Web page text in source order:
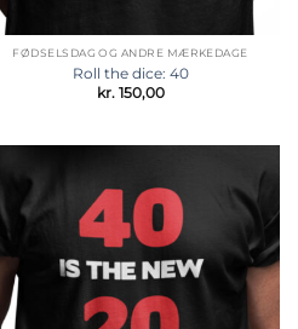
FØDSELSDAG OG ANDRE MÆRKEDAGE
Roll the dice: 40
kr.150,00
Tilføj til
ønskeliste